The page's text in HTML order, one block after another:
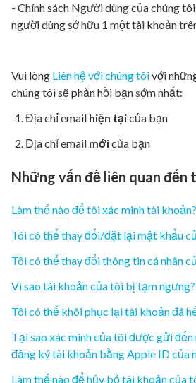
- Chính sách Người dùng của chúng
người dùng sở hữu 1 một tài khoản
Vui lòng Liên hệ với chúng tôivới
chúng tôi sẽ phản hồi bạn sớm nhất:
Địa chỉ email hiện tạicủa bạn
Địa chỉ email mớicủa bạn
Những vấn đề liên quan đến
Làm thế nào để tôi xác minh tài khoản?
Tôi có thể thay đổi/đặt lại mật khẩu
Tôi có thể thay đổi thông tin cá nhân
Vì sao tài khoản của tôi bị tạm ngưng?
Tôi có thể khôi phục lại tài khoản đã
Tại sao xác minh của tôi được gửi
đăng ký tài khoản bằng Apple ID của
Làm thế nào để hủy bỏ tài khoản của